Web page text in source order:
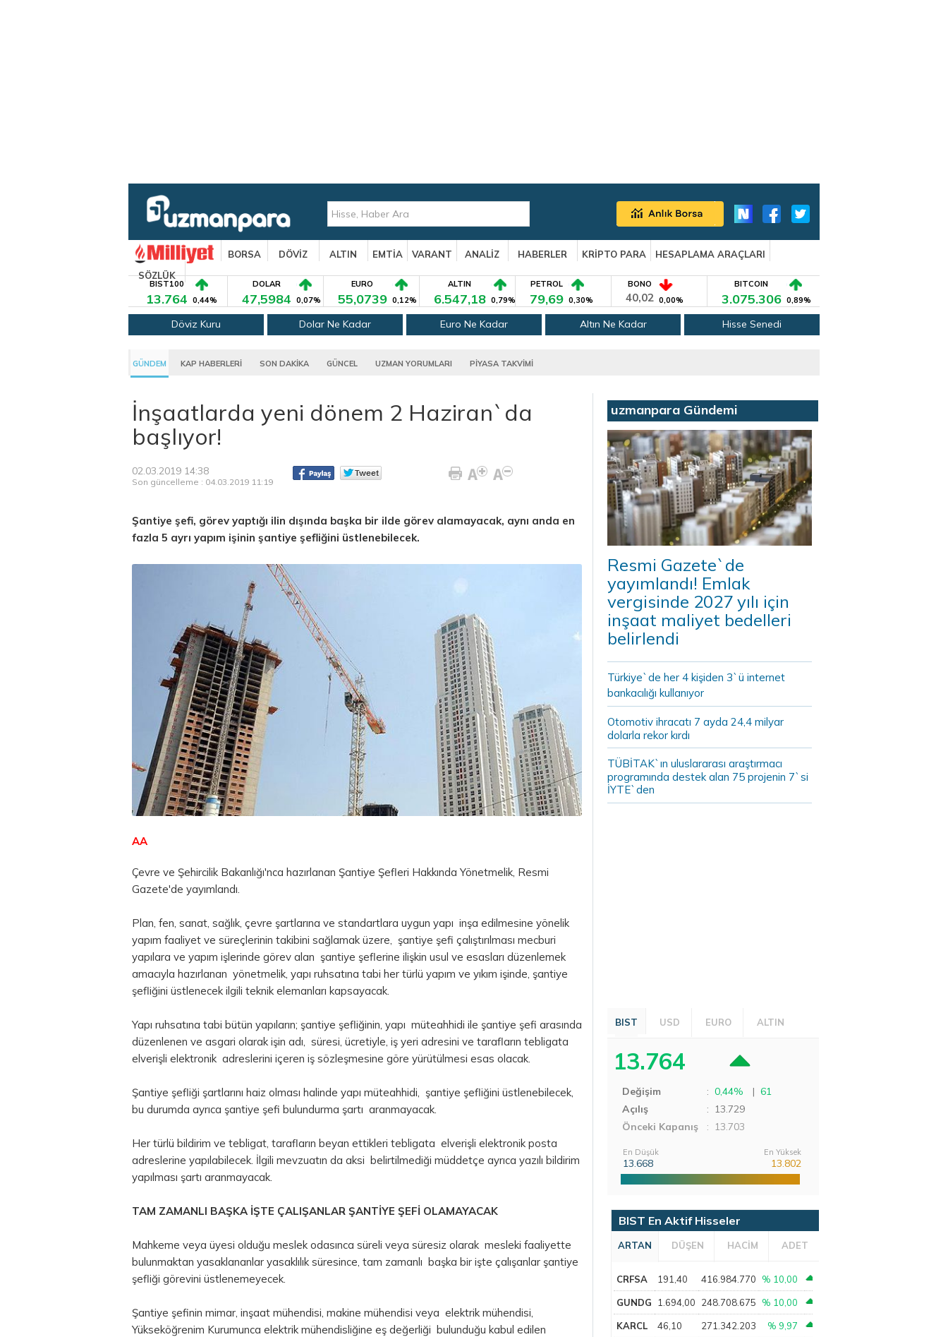
BORSA DÖVİZ ALTIN EMTİA VARANT ANALİZ HABERLER KRİPTO PARA
HESAPLAMA ARAÇLARI
SÖZLÜK
BIST100
13.764 0,44%
DOLAR
47,5984 0,07%
EURO
55,0739 0,12%
ALTIN
6.547,18 0,79%
PETROL
79,69 0,30%
BONO
40,02 0,00%
BITCOIN
3.075.306 0,89%
Döviz Kuru Dolar Ne Kadar Euro Ne Kadar Altın Ne Kadar Hisse Senedi
GÜNDEM KAP HABERLERİ SON DAKİKA GÜNCEL UZMAN YORUMLARI PİYASA TAKVİMİ
İnşaatlarda yeni dönem 2 Haziran`da
başlıyor!
02.03.2019 14:38
Son güncelleme : 04.03.2019 11:19
Şantiye şefi, görev yaptığı ilin dışında başka bir ilde görev alamayacak, aynı anda en
fazla 5 ayrı yapım işinin şantiye şefliğini üstlenebilecek.
AA
Çevre ve Şehircilik Bakanlığı'nca hazırlanan Şantiye Şefleri Hakkında Yönetmelik, Resmi
Gazete'de yayımlandı.
Plan, fen, sanat, sağlık, çevre şartlarına ve standartlara uygun yapı inşa edilmesine yönelik
yapım faaliyet ve süreçlerinin takibini sağlamak üzere, şantiye şefi çalıştırılması mecburi
yapılara ve yapım işlerinde görev alan şantiye şeflerine ilişkin usul ve esasları düzenlemek
amacıyla hazırlanan yönetmelik, yapı ruhsatına tabi her türlü yapım ve yıkım işinde, şantiye
şefliğini üstlenecek ilgili teknik elemanları kapsayacak.
Yapı ruhsatına tabi bütün yapıların; şantiye şefliğinin, yapı müteahhidi ile şantiye şefi arasında
düzenlenen ve asgari olarak işin adı, süresi, ücretiyle, iş yeri adresini ve tarafların tebligata
elverişli elektronik adreslerini içeren iş sözleşmesine göre yürütülmesi esas olacak.
Şantiye şefliği şartlarını haiz olması halinde yapı müteahhidi, şantiye şefliğini üstlenebilecek,
bu durumda ayrıca şantiye şefi bulundurma şartı aranmayacak.
Her türlü bildirim ve tebligat, tarafların beyan ettikleri tebligata elverişli elektronik posta
adreslerine yapılabilecek. İlgili mevzuatın da aksi belirtilmediği müddetçe ayrıca yazılı bildirim
yapılması şartı aranmayacak.
TAM ZAMANLI BAŞKA İŞTE ÇALIŞANLAR ŞANTİYE ŞEFİ OLAMAYACAK
Mahkeme veya üyesi olduğu meslek odasınca süreli veya süresiz olarak mesleki faaliyette
bulunmaktan yasaklananlar yasaklılık süresince, tam zamanlı başka bir işte çalışanlar şantiye
şefliği görevini üstlenemeyecek.
Şantiye şefinin mimar, inşaat mühendisi, makine mühendisi veya elektrik mühendisi,
Yükseköğrenim Kurumunca elektrik mühendisliğine eş değerliği bulunduğu kabul edilen
uzmanpara Gündemi
Resmi Gazete`de
yayımlandı! Emlak
vergisinde 2027 yılı için
inşaat maliyet bedelleri
belirlendi
Türkiye`de her 4 kişiden 3`ü internet
bankacılığı kullanıyor
Otomotiv ihracatı 7 ayda 24,4 milyar
dolarla rekor kırdı
TÜBİTAK`ın uluslararası araştırmacı
programında destek alan 75 projenin 7`si
İYTE`den
BIST USD EURO ALTIN
13.764
Değişim : 0,44% | 61
Açılış
: 13.729
Önceki Kapanış
: 13.703
En Düşük
13.668
En Yüksek
13.802
BIST En Aktif Hisseler
ARTAN DÜŞEN HACİM ADET
CRFSA 191,40 416.984.770 % 10,00
GUNDG 1.694,00 248.708.675 % 10,00
KARCL 46,10 271.342.203 % 9,97